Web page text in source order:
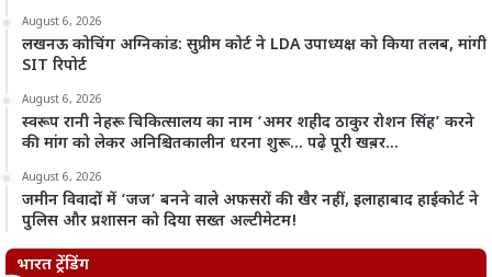
August 6, 2026
लखनऊ कोचिंग अग्निकांड: सुप्रीम कोर्ट ने LDA उपाध्यक्ष को किया तलब, मांगी
SIT रिपोर्ट
August 6, 2026
स्वरूप रानी नेहरू चिकित्सालय का नाम ‘अमर शहीद ठाकुर रोशन सिंह’ करने
की मांग को लेकर अनिश्चितकालीन धरना शुरू… पढ़े पूरी खब़र…
August 6, 2026
जमीन विवादों में ‘जज’ बनने वाले अफसरों की खैर नहीं, इलाहाबाद हाईकोर्ट ने
पुलिस और प्रशासन को दिया सख्त अल्टीमेटम!
भारत ट्रेंडिंग